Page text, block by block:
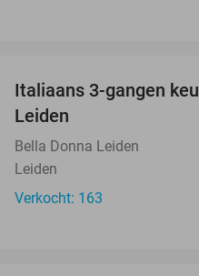
Italiaans 3-gangen
Leiden
Bella Donna Leiden
Leiden
Verkocht: 163